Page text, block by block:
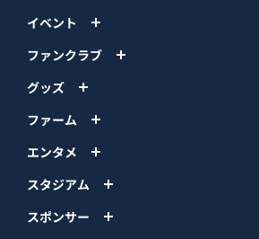
イベント
ファンクラブ
グッズ
ファーム
エンタメ
スタジアム
スポンサー